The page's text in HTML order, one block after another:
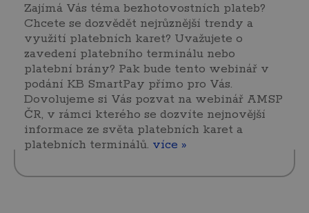
Zajímá Vás téma bezhotovostních plateb?
Chcete se dozvědět nejrůznější trendy a
využití platebních karet? Uvažujete o
zavedení platebního terminálu nebo
platební brány? Pak bude tento webinář v
podání KB SmartPay přímo pro Vás.
Dovolujeme si Vás pozvat na webinář AMSP
ČR, v rámci kterého se dozvíte nejnovější
informace ze světa platebních karet a
platebních terminálů. více »